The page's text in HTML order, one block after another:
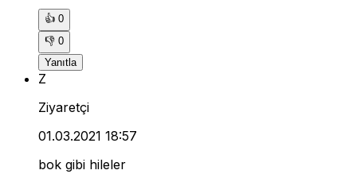
👍 0
👎 0
Yanıtla
Z
Ziyaretçi
01.03.2021 18:57
bok gibi hileler